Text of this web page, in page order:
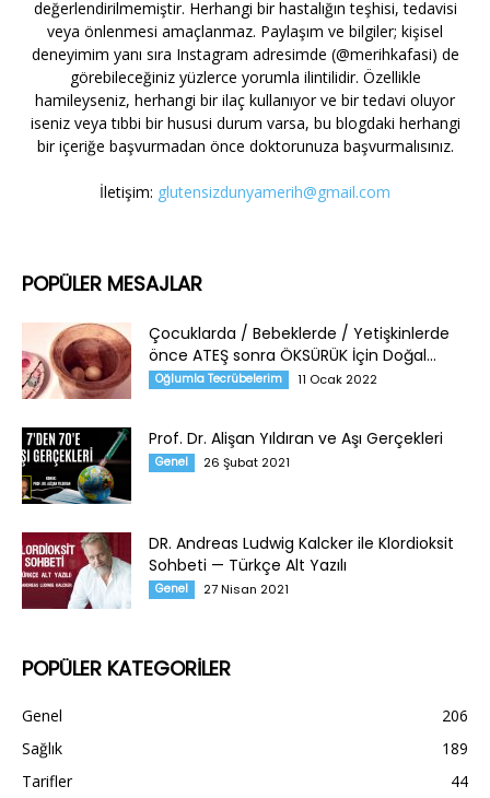
değerlendirilmemiştir. Herhangi bir hastalığın teşhisi, tedavisi
veya önlenmesi amaçlanmaz. Paylaşım ve bilgiler; kişisel
deneyimim yanı sıra Instagram adresimde (@merihkafasi) de
görebileceğiniz yüzlerce yorumla ilintilidir. Özellikle
hamileyseniz, herhangi bir ilaç kullanıyor ve bir tedavi oluyor
iseniz veya tıbbi bir hususi durum varsa, bu blogdaki herhangi
bir içeriğe başvurmadan önce doktorunuza başvurmalısınız.
İletişim: glutensizdunyamerih@gmail.com
POPÜLER MESAJLAR
Çocuklarda / Bebeklerde / Yetişkinlerde
önce ATEŞ sonra ÖKSÜRÜK İçin Doğal...
Oğlumla Tecrübelerim 11 Ocak 2022
Prof. Dr. Alişan Yıldıran ve Aşı Gerçekleri
Genel 26 Şubat 2021
DR. Andreas Ludwig Kalcker ile Klordioksit
Sohbeti — Türkçe Alt Yazılı
Genel 27 Nisan 2021
POPÜLER KATEGORİLER
Genel
206
Sağlık
189
Tarifler
44